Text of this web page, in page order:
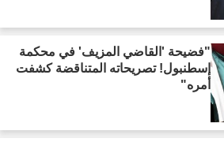
"فضيحة 'القاضي المزيف' في محكمة
إسطنبول! تصريحاته المتناقضة كشفت
أمره"